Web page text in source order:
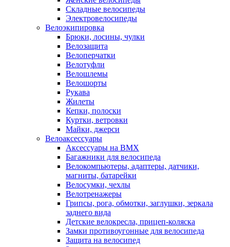
Складные велосипеды
Электровелосипеды
Велоэкипировка
Брюки, лосины, чулки
Велозащита
Велоперчатки
Велотуфли
Велошлемы
Велошорты
Рукава
Жилеты
Кепки, полоски
Куртки, ветровки
Майки, джерси
Велоаксессуары
Аксессуары на BMX
Багажники для велосипеда
Велокомпьютеры, адаптеры, датчики,
магниты, батарейки
Велосумки, чехлы
Велотренажеры
Грипсы, рога, обмотки, заглушки, зеркала
заднего вида
Детские велокресла, прицеп-коляска
Замки противоугонные для велосипеда
Защита на велосипед